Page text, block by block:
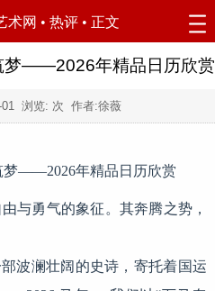
术网 • 热评 • 正文
梦——2026年精品日历欣赏
浏览: 次 作者:徐薇
与勇气的象征。其奔腾之势，
波澜壮阔的史诗，寄托着国运